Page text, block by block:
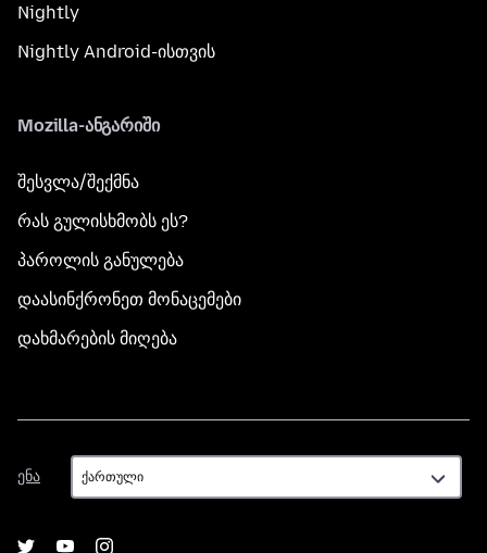
Nightly
Nightly Android-ისთვის
Mozilla-ანგარიში
შესვლა/შექმნა
რას გულისხმობს ეს?
პაროლის განულება
დაასინქრონეთ მონაცემები
დახმარების მიღება
ენა
ენა